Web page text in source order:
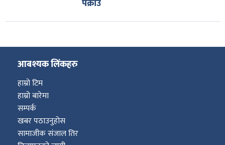
पक्राउ
आबश्यक लिंकहरु
हाम्रो टिम
हाम्रो बारेमा
सम्पर्क
खबर पठाउनुहोस
सामाजीक संजाल तिर